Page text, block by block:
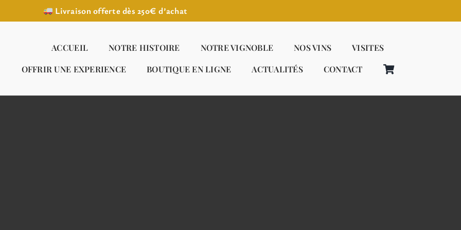
Livraison offerte dès 250€ d’achat
ACCUEIL NOTRE HISTOIRE NOTRE VIGNOBLE NOS VINS
VISITES
OFFRIR UNE EXPERIENCE
BOUTIQUE EN LIGNE ACTUALITÉS CONTACT